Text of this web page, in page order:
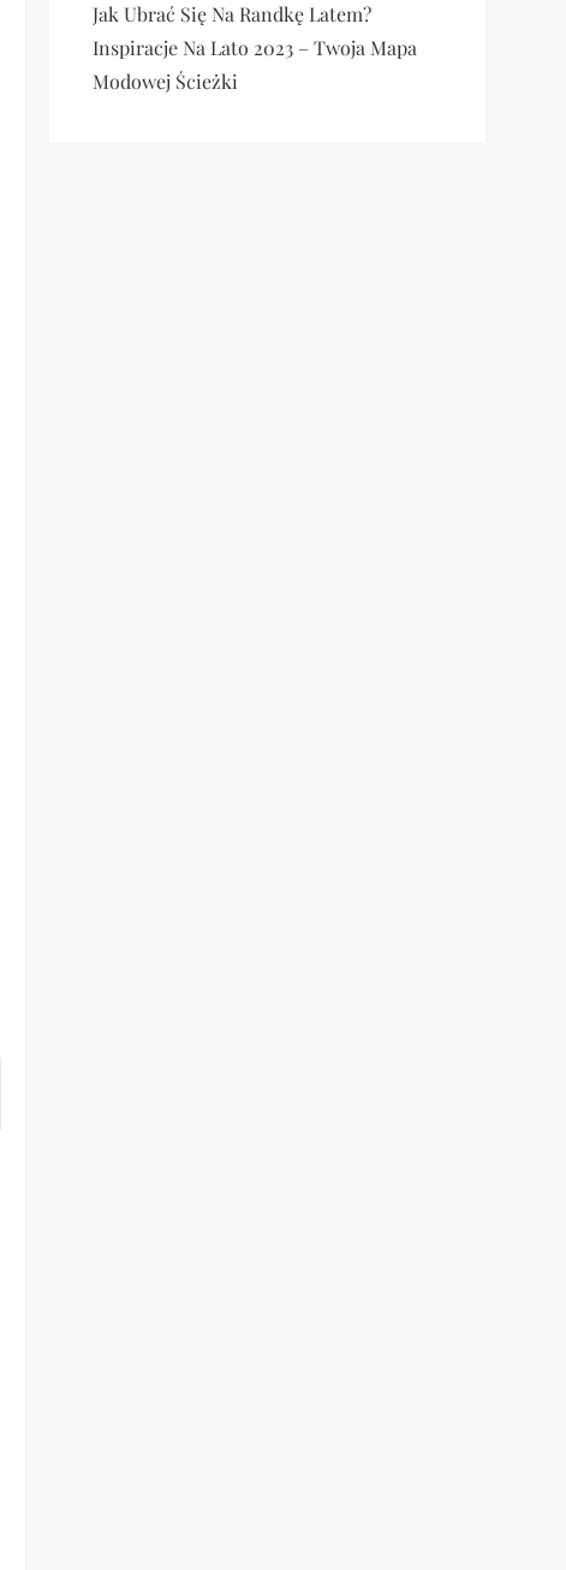
Jak Ubrać Się Na Randkę Latem?
Inspiracje Na Lato 2023 – Twoja Mapa
Modowej Ścieżki